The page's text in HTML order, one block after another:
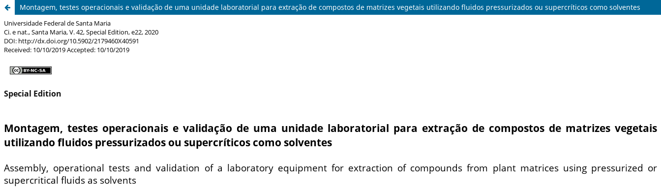
Montagem, testes operacionais e validação de uma unidade laboratorial para extração de compostos de matrizes vegetais utilizando fluidos pressurizados ou supercríticos como solventes